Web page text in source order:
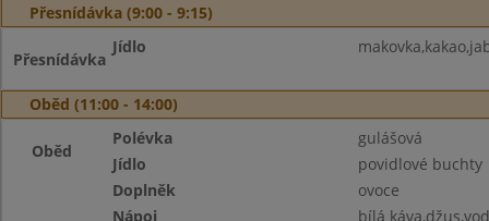
Přesnídávka (9:00 - 9:15)
Přesnídávka
Jídlo
Oběd (11:00 - 14:00)
Oběd
Polévka
gulášová
Jídlo
povidlové buchty
Doplněk
ovoce
Nápoj
bílá